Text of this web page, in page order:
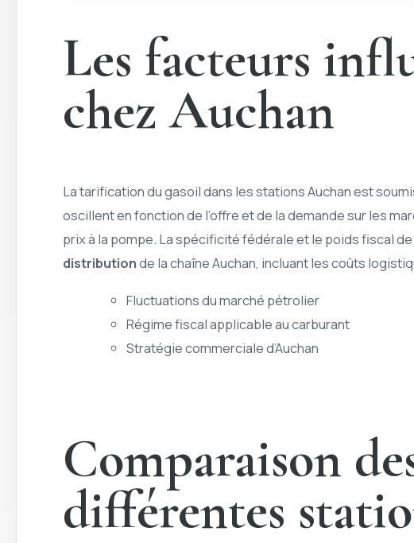
Les facteurs
chez Auchan
La tarification du gasoil dans les stations Auchan est
oscillent en fonction de l’offre et de la demande sur les
prix à la pompe. La spécificité fédérale et le poids fiscal
distributionde la chaîne Auchan, incluant les coûts
Fluctuations du marché pétrolier
Régime fiscal applicable au carburant
Stratégie commerciale d’Auchan
Comparaison
différentes